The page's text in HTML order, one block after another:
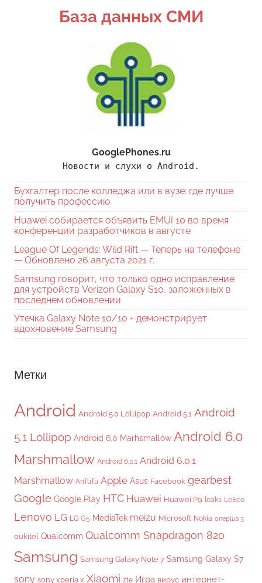
База данных СМИ
GooglePhones.ru
Новости и слухи о Android.
Бухгалтер после колледжа или в вузе: где лучше
получить профессию
Huawei собирается объявить EMUI 10 во время
конференции разработчиков в августе
League Of Legends: Wild Rift — Теперь на телефоне
— Обновлено 26 августа 2021 г.
Samsung говорит, что только одно исправление
для устройств Verizon Galaxy S10, заложенных в
последнем обновлении
Утечка Galaxy Note 10/10 + демонстрирует
вдохновение Samsung
Метки
Android Android 5.0 Lollipop Android 5.1 Android
5.1 Lollipop Android 6.0 Marhsmallow Android 6.0
Marshmallow Android 6.0.1 Android 6.0.1
Marshmallow AnTuTu Apple Asus Facebook gearbest
Google Google Play HTC Huawei Huawei P9 leaks LeEco
Lenovo LG LG G5 MediaTek meizu Microsoft Nokia oneplus 3
oukitel Qualcomm Qualcomm Snapdragon 820
Samsung Samsung Galaxy Note 7 Samsung Galaxy S7
sony sony xperia x Xiaomi zte Игра вирус интернет-